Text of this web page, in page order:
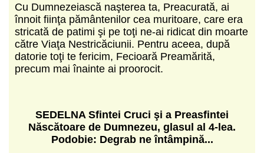
Cu Dumnezeiască naşterea ta, Preacurată, ai
înnoit fiinţa pământenilor cea muritoare, care era
stricată de patimi şi pe toţi ne-ai ridicat din moarte
către Viaţa Nestricăciunii. Pentru aceea, după
datorie toţi te fericim, Fecioară Preamărită,
precum mai înainte ai proorocit.
SEDELNA Sfintei Cruci şi a Preasfintei
Născătoare de Dumnezeu, glasul al 4-lea.
Podobie: Degrab neîntâmpină...